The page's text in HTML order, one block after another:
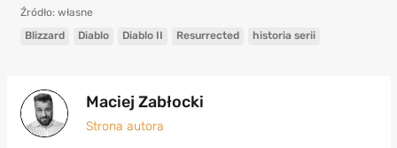
Źródło: własne
Blizzard
Diablo Diablo II Resurrected historia serii
Maciej Zabłocki
Strona autora